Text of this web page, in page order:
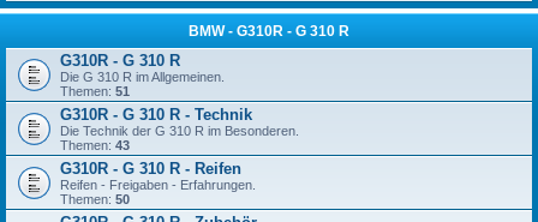
BMW - G310R - G 310 R
G310R - G 310 R
Die G 310 R im Allgemeinen.
Themen: 51
G310R - G 310 R - Technik
Die Technik der G 310 R im Besonderen.
Themen: 43
G310R - G 310 R - Reifen
Reifen - Freigaben - Erfahrungen.
Themen: 50